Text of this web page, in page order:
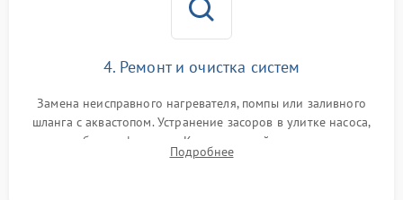
4. Ремонт и очистка систем
Замена неисправного нагревателя, помпы или заливного
шланга с аквастопом. Устранение засоров в улитке насоса,
патрубках и фильтрах. Компонентный ремонт платы
управления, восстановление поврежденной проводки.
Подробнее